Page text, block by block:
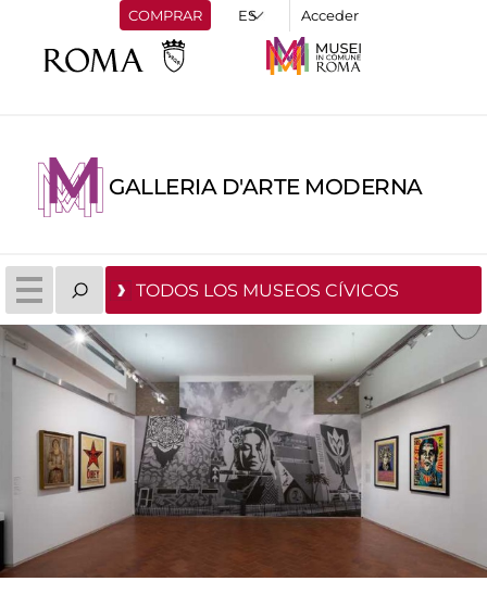
COMPRAR Acceder
GALLERIA D'ARTE MODERNA
TODOS LOS MUSEOS CÍVICOS